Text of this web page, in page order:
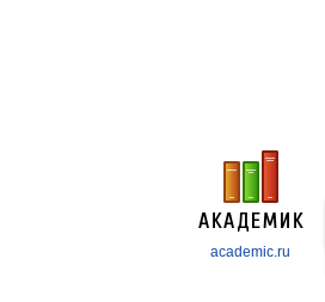
academic.ru